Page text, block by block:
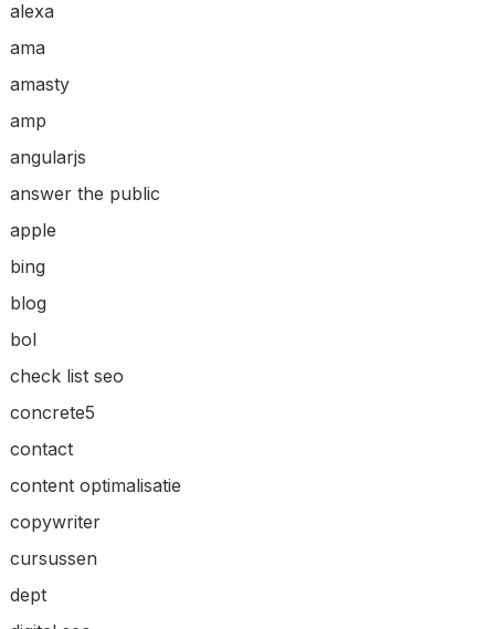
alexa
ama
amasty
amp
angularjs
answer the public
apple
bing
blog
bol
check list seo
concrete5
contact
content optimalisatie
copywriter
cursussen
dept